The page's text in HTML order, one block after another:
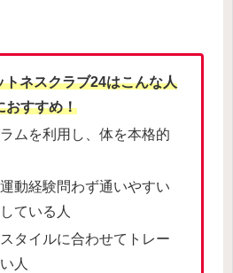
トネスクラブ24はこんな人
おすすめ！
ムを利用し、体を本格的
動経験問わず通いやすい
ている人
タイルに合わせてトレー
人